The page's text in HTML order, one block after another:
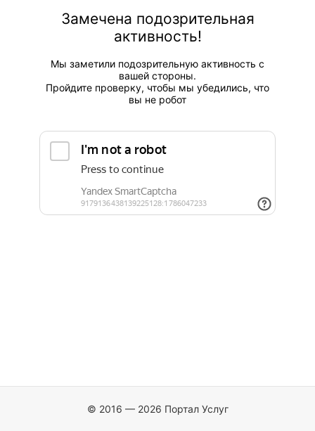
Замечена подозрительная
активность!
Мы заметили подозрительную активность с
вашей стороны.
Пройдите проверку, чтобы мы убедились, что
вы не робот
© 2016 — 2026 Портал Услуг